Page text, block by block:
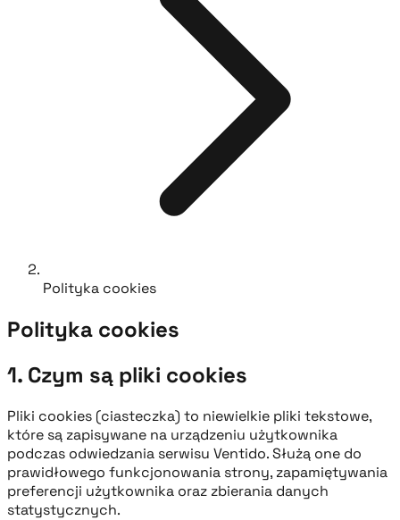
Polityka cookies
Polityka cookies
1. Czym są pliki cookies
Pliki cookies (ciasteczka) to niewielkie pliki tekstowe,
które są zapisywane na urządzeniu użytkownika
podczas odwiedzania serwisu Ventido. Służą one do
prawidłowego funkcjonowania strony, zapamiętywania
preferencji użytkownika oraz zbierania danych
statystycznych.